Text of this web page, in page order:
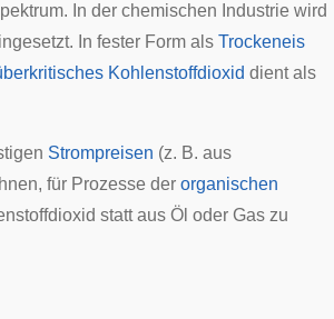
In der chemischen Industrie wird
In fester Form als Trockeneis
Kohlenstoffdioxid dient als
Strompreisen (z. B. aus
für Prozesse der organischen
statt aus Öl oder Gas zu